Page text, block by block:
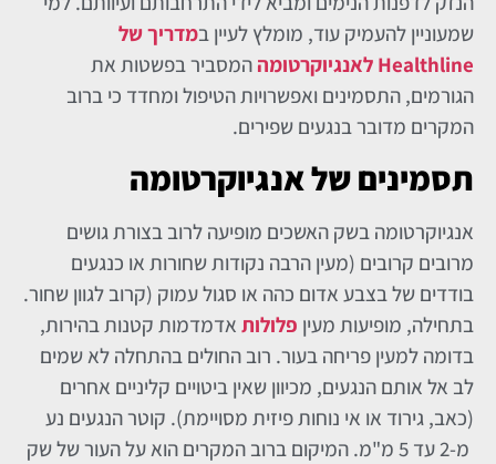
שמעוניין להעמיק עוד, מומלץ לעיין במדריך של
Healthline לאנגיוקרטומה
המסביר בפשטות את
הגורמים, התסמינים ואפשרויות הטיפול ומחדד כי ברוב
המקרים מדובר בנגעים שפירים.
תסמינים של אנגיוקרטומה
אנגיוקרטומה בשק האשכים מופיעה לרוב בצורת גושים
מרובים קרובים (מעין הרבה נקודות שחורות או כנגעים
בודדים של בצבע אדום כהה או סגול עמוק (קרוב לגוון שחור.
בתחילה, מופיעות מעיןפלולותאדמדמות קטנות בהירות,
בדומה למעין פריחה בעור. רוב החולים בהתחלה לא שמים
לב אל אותם הנגעים, מכיוון שאין ביטויים קליניים אחרים
(כאב, גירוד או אי נוחות פיזית מסויימת). קוטר הנגעים נע
מ-2 עד 5 מ"מ. המיקום ברוב המקרים הוא על העור של שק